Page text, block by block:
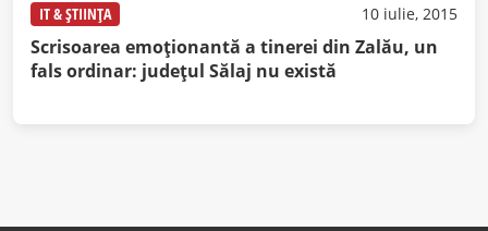
IT & ȘTIINȚA 10 iulie, 2015
Scrisoarea emoționantă a tinerei din Zalău, un
fals ordinar: județul Sălaj nu există